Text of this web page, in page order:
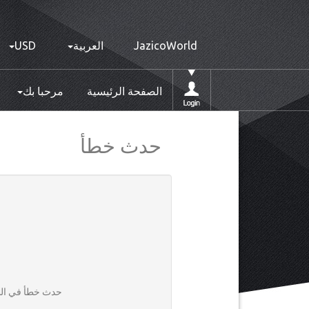
JazicoWorld العربية USD
الصفحة الرئيسية مرحبا بك
حدث خطأ
حدث خطأ في